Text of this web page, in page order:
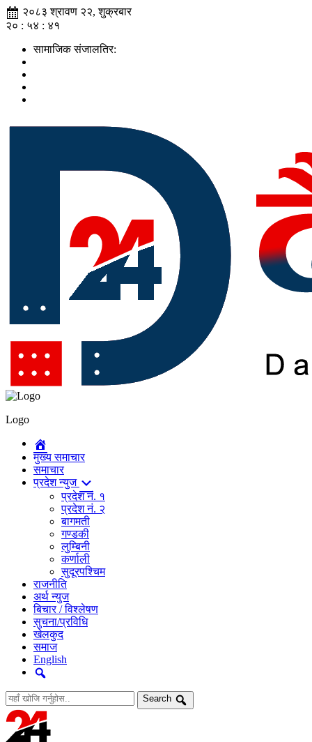
२०८३ श्रावण २२, शुक्रबार
२० : ५४ : ४२
सामाजिक संजालतिर:
Logo
मुख्य समाचार
समाचार
प्रदेश न्युज
प्रदेश नं. १
प्रदेश नं. २
बागमती
गण्डकी
लुम्बिनी
कर्णाली
सुदूरपश्चिम
राजनीति
अर्थ न्युज
बिचार / विश्लेषण
सुचना/प्रविधि
खेलकुद
समाज
English
Search